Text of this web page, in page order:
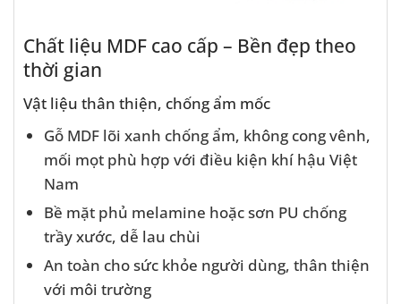
Chất liệu MDF cao cấp – Bền đẹp theo
thời gian
Vật liệu thân thiện, chống ẩm mốc
Gỗ MDF lõi xanh chống ẩm, không cong vênh,
mối mọt phù hợp với điều kiện khí hậu Việt
Nam
Bề mặt phủ melamine hoặc sơn PU chống
trầy xước, dễ lau chùi
An toàn cho sức khỏe người dùng, thân thiện
với môi trường